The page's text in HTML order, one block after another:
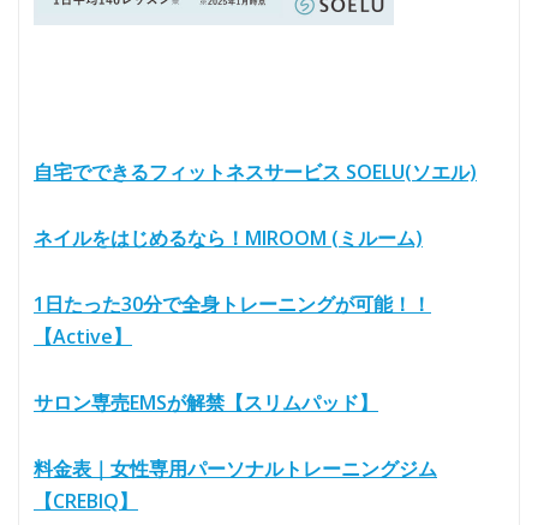
自宅でできるフィットネスサービス SOELU(ソエル)
ネイルをはじめるなら！MIROOM (ミルーム)
1日たった30分で全身トレーニングが可能！！
【Active】
サロン専売EMSが解禁【スリムパッド】
料金表｜女性専用パーソナルトレーニングジム
【CREBIQ】